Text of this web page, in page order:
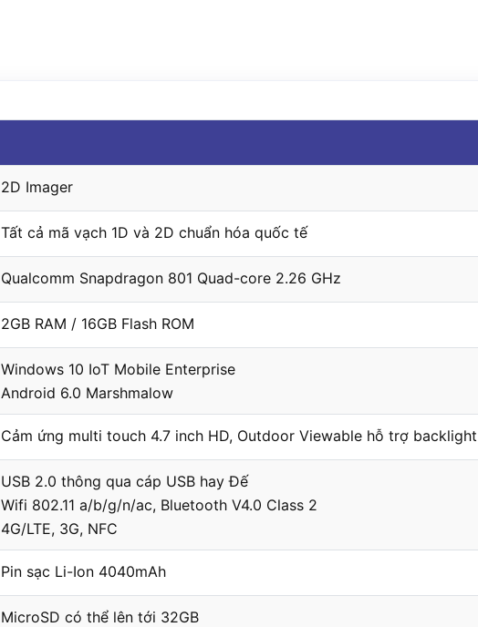
2D Imager
Tất cả mã vạch 1D và 2D chuẩn hóa quốc tế
Qualcomm Snapdragon 801 Quad-core 2.26 GHz
2GB RAM / 16GB Flash ROM
Windows 10 IoT Mobile Enterprise
Android 6.0 Marshmalow
Cảm ứng multi touch 4.7 inch HD, Outdoor Viewable hỗ trợ backlight
USB 2.0 thông qua cáp USB hay Đế
Wifi 802.11 a/b/g/n/ac, Bluetooth V4.0 Class 2
4G/LTE, 3G, NFC
Pin sạc Li-Ion 4040mAh
MicroSD có thể lên tới 32GB